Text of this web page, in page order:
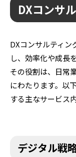
DXコンサ
DXコンサルティ
し、効率化や成長
その役割は、日常
にわたります。以
する主なサービス
デジタル戦